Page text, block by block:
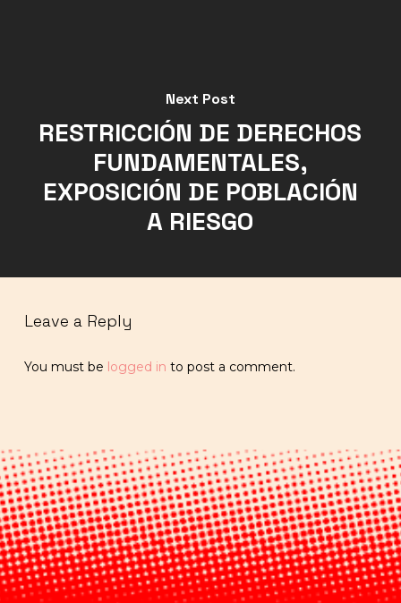
Next Post
RESTRICCIÓN DE DERECHOS
FUNDAMENTALES,
EXPOSICIÓN DE POBLACIÓN
A RIESGO
Leave a Reply
You must be logged in to post a comment.